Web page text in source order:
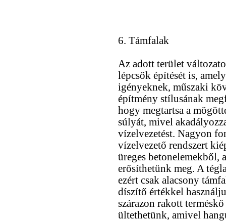
6. Támfalak
Az adott terület
lépcsők építését is,
igényeknek, műszaki
építmény stílusának
hogy megtartsa a
súlyát, mivel
vízelvezetést. Nagyon
vízelvezető rendszert
üreges betonelemekből,
erősíthetünk meg. A
ezért csak alacsony
díszítő értékkel
szárazon rakott
ültethetünk, amivel